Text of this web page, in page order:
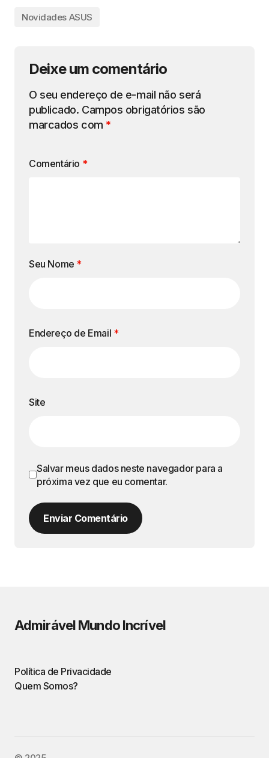
Novidades ASUS
Deixe um comentário
O seu endereço de e-mail não será
publicado. Campos obrigatórios são
marcados com *
Comentário *
Seu Nome *
Endereço de Email *
Site
Salvar meus dados neste navegador para a
próxima vez que eu comentar.
Enviar Comentário
Admirável Mundo Incrível
Política de Privacidade
Quem Somos?